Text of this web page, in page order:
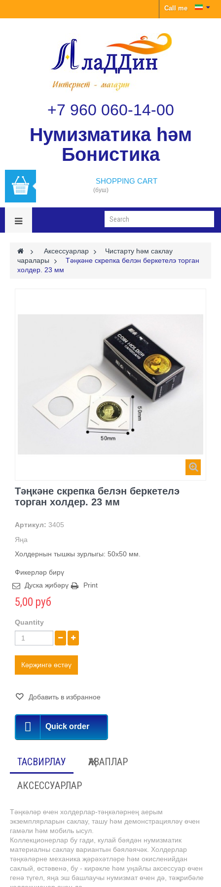
Call me
+7 960 060-14-00
Нумизматика һәм
Бонистика
SHOPPING CART
(буш)
> Аксессуарлар >
Чистарту һәм саклау
чаралары
>
Тәңкәне скрепка белэн беркетелэ торган
холдер. 23 мм
Тәңкәне скрепка белэн беркетелэ
торган холдер. 23 мм
Артикул: 3405
Яңа
Холдернын тышкы зурлыгы: 50х50 мм.
Фикерләр бирү
Дуска җибәрү
Print
5,00 руб
Quantity
Кәрҗингә өстәү
Добавить в избранное
Quick order
ТАСВИРЛАУ
ҖАВАПЛАР
АКСЕССУАРЛАР
Тәңкәләр өчен холдерлар-тәңкәләрнең аерым
экземплярларын саклау, ташу һәм демонстрацияләү өчен
гамәли һәм мобиль ысул.
Коллекционерлар бу гади, кулай бәядән нумизматик
материалны саклау вариантын бәяләячәк. Холдерлар
тәңкәләрне механика җәрәхәтләре һәм окисленийдан
саклый, өстәвенә, бу - кирәкле һәм уңайлы аксессуар өчен
генә түгел, яңа эш башлаучы нумизмат өчен дә, тәҗрибәле